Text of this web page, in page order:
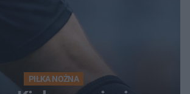
PIŁKA NOŻNA